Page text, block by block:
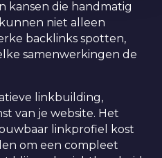
kansen die handmatig
niet alleen
backlinks spotten,
samenwerkingen de
linkbuilding,
van je website. Het
linkprofiel kost
om een compleet